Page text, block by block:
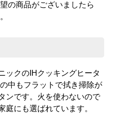
の商品がございましたら
ックのIHクッキングヒータ
中もフラットで拭き掃除が
ンです。火を使わないので
庭にも選ばれています。